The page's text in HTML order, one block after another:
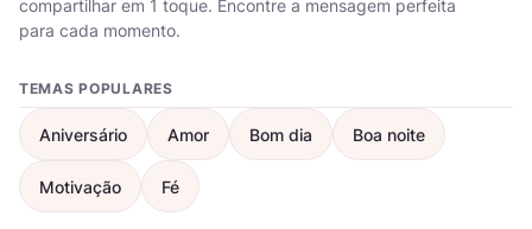
compartilhar em 1 toque. Encontre a mensagem perfeita
para cada momento.
TEMAS POPULARES
Aniversário Amor Bom dia Boa noite
Motivação Fé